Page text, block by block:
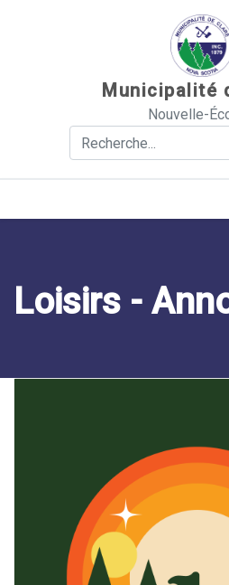
Municipalité
Nouvelle-
Rechercher
Loisirs -